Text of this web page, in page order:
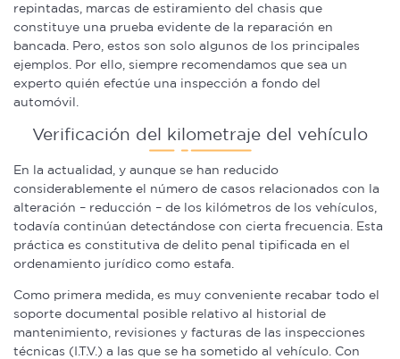
repintadas, marcas de estiramiento del chasis que
constituye una prueba evidente de la reparación en
bancada. Pero, estos son solo algunos de los principales
ejemplos. Por ello, siempre recomendamos que sea un
experto quién efectúe una inspección a fondo del
automóvil.
Verificación del kilometraje del vehículo
En la actualidad, y aunque se han reducido
considerablemente el número de casos relacionados con la
alteración – reducción – de los kilómetros de los vehículos,
todavía continúan detectándose con cierta frecuencia. Esta
práctica es constitutiva de delito penal tipificada en el
ordenamiento jurídico como estafa.
Como primera medida, es muy conveniente recabar todo el
soporte documental posible relativo al historial de
mantenimiento, revisiones y facturas de las inspecciones
técnicas (I.T.V.) a las que se ha sometido al vehículo. Con